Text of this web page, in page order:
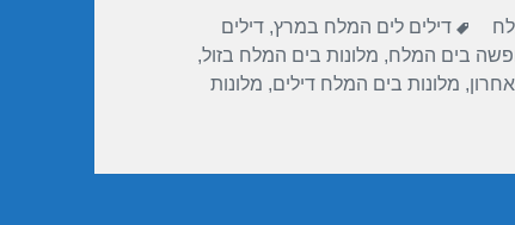
תגיות
דילים לים המלח במרץ,דילים
בים המלח, מלונות בים המלח בזול,
, מלונות בים המלח דילים, מלונות